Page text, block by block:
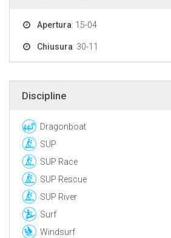
Apertura: 15-04
Chiusura: 30-11
Discipline
Dragonboat
SUP
SUP Race
SUP Rescue
SUP River
Surf
Windsurf